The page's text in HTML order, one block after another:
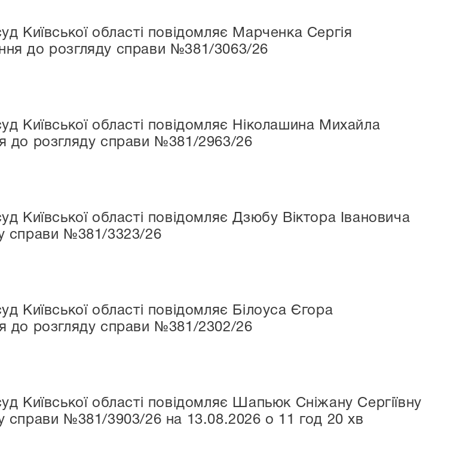
Київської області повідомляє Марченка Сергія
до розгляду справи №381/3063/26
Київської області повідомляє Ніколашина Михайла
до розгляду справи №381/2963/26
Київської області повідомляє Дзюбу Віктора Івановича
справи №381/3323/26
Київської області повідомляє Білоуса Єгора
до розгляду справи №381/2302/26
Київської області повідомляє Шапьюк Сніжану Сергіївну
справи №381/3903/26 на 13.08.2026 о 11 год 20 хв